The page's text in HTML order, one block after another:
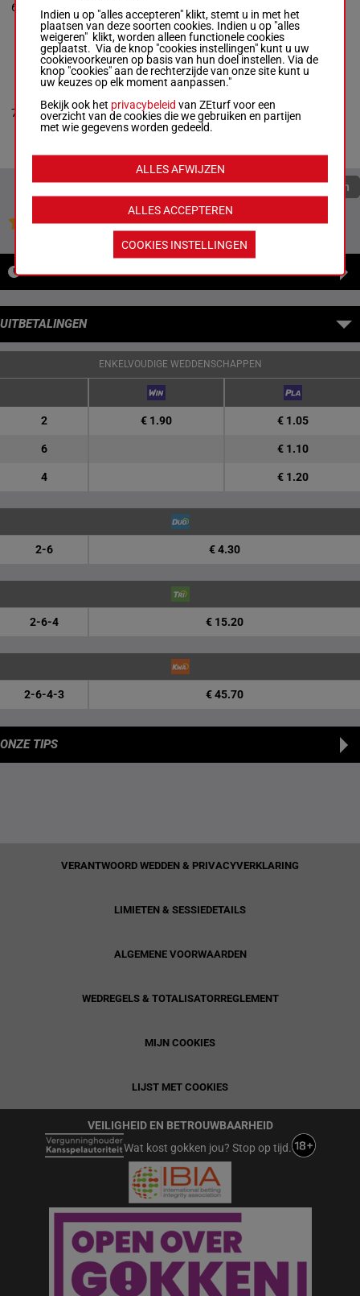
6
Box: 6 -M/4 -
56.5 kg
2p 5p
M/4 kg
2p 5p
7
GRASS GUZZLER
Christopher
Hernandez-
Carlos A. David
Box: 7 -M/3 -51
M/351 kg 10p 10p 7
Quoteringen verversen
Jouw favoriete paarden
NIEUWS
UITBETALINGEN
ENKELVOUDIGE WEDDENSCHAPPEN
2 € 1.90 € 1.05
6 € 1.10
4 € 1.20
2-6 € 4.30
2-6-4 € 15.20
2-6-4-3 € 45.70
ONZE TIPS
VERANTWOORD WEDDEN & PRIVACYVERKLARING
LIMIETEN & SESSIEDETAILS
ALGEMENE VOORWAARDEN
WEDREGELS & TOTALISATORREGLEMENT
MIJN COOKIES
LIJST MET COOKIES
VEILIGHEID EN BETROUWBAARHEID
Wat kost gokken jou? Stop op tijd.
Indien u op "alles accepteren" klikt, stemt u in met het
plaatsen van deze soorten cookies. Indien u op "alles
weigeren" klikt, worden alleen functionele cookies
geplaatst. Via de knop "cookies instellingen" kunt u uw
cookievoorkeuren op basis van hun doel instellen. Via de
knop "cookies" aan de rechterzijde van onze site kunt u
uw keuzes op elk moment aanpassen."
Bekijk ook het privacybeleid van ZEturf voor een
overzicht van de cookies die we gebruiken en partijen
met wie gegevens worden gedeeld.
ALLES ACCEPTEREN
ALLES AFWIJZEN
COOKIES INSTELLINGEN